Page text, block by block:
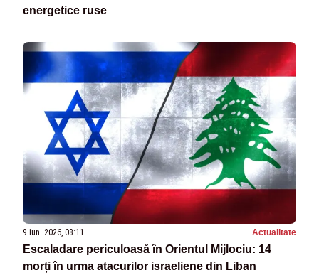
energetice ruse
9 iun. 2026, 08:11 Actualitate
Escaladare periculoasă în Orientul Mijlociu: 14
morți în urma atacurilor israeliene din Liban